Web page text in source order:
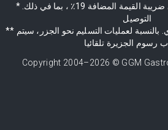
* جميع الأسعار بالإضافة إلى ضريبة القيمة المضافة 19٪ ، بما في ذلك.
التوصيل
** ينطبق فقط على النطاق البري. بالنسبة لعمليات التسليم نحو الجزر، سيتم
Copyright 2004–2026 © GGM